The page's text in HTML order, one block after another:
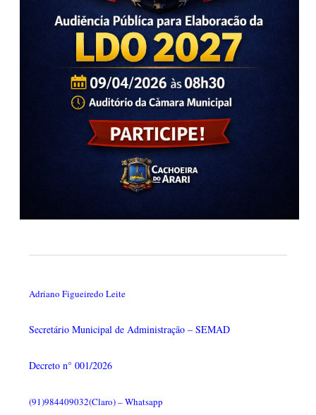
Adriano Figueiredo Leite
Secretário Municipal de Administração – SEMAD
Decreto n° 001/2026
(91)984409032(Claro) – Whatsapp